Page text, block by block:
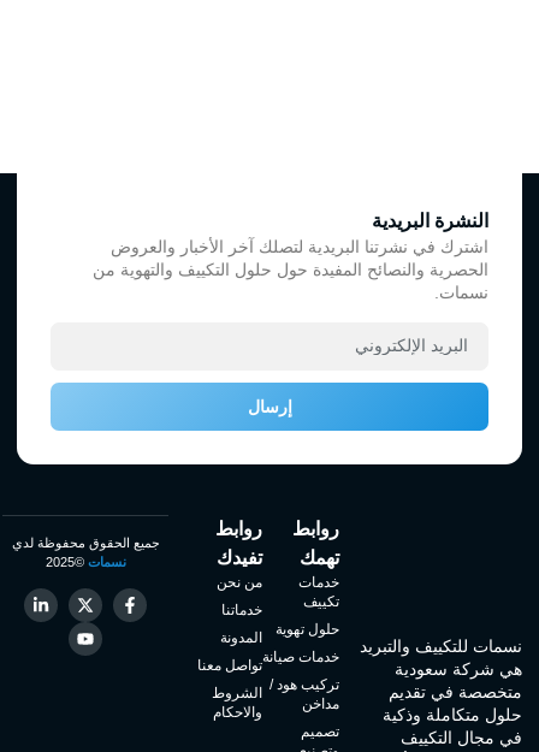
نسمات للتكييف والتبريد
هي شركة سعودية
متخصصة في تقديم
حلول متكاملة وذكية
في مجال التكييف
روابط
تهمك
خدمات
تكييف
حلول تهوية
خدمات صيانة
تركيب هود /
مداخن
تصميم
روابط
تفيدك
من نحن
خدماتنا
المدونة
تواصل معنا
الشروط
والاحكام
جميع الحقوق محفوظة لدي
نسمات©2025
النشرة البريدية
اشترك في نشرتنا البريدية لتصلك آخر الأخبار والعروض
الحصرية والنصائح المفيدة حول حلول التكييف والتهوية من
نسمات.
إرسال